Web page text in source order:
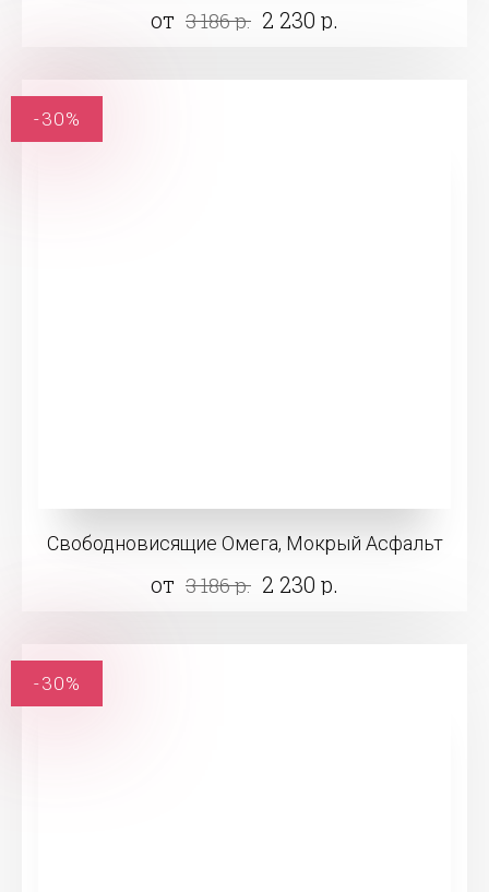
от 3 186 р. 2 230 р.
Свободновисящие Омега, Мокрый Асфальт
от 3 186 р. 2 230 р.
-30%
-30%